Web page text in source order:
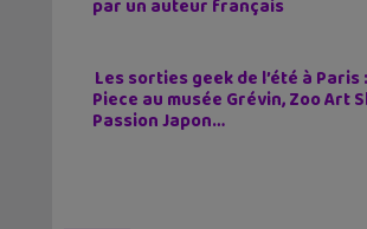
par un auteur français
Les sorties geek de l’été à Paris
Piece au musée Grévin, Zoo Art
Passion Japon…